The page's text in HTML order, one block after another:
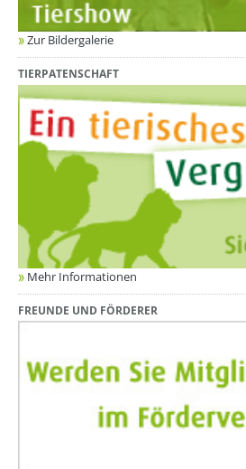
Zur Bildergalerie
TIERPATENSCHAFT
Mehr Informationen
FREUNDE UND FÖRDERER